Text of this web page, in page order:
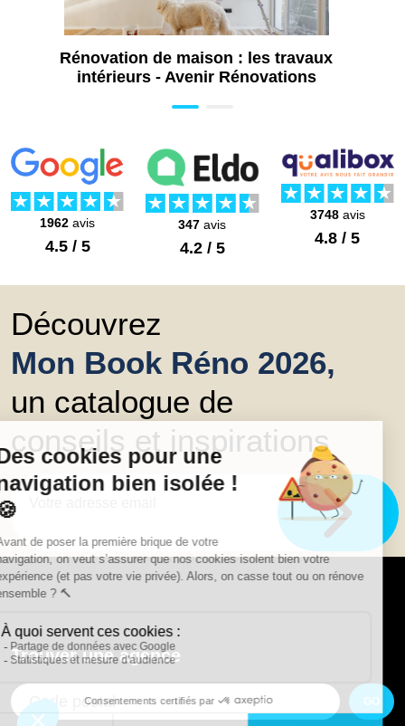
Rénovation de maison : les travaux
intérieurs - Avenir Rénovations
1962 avis
4.5 / 5
347 avis
4.2 / 5
3748avis
4.8 / 5
Découvrez
Mon Book Réno 2026,
un catalogue de
conseils et inspirations
Trouver une agence
GO